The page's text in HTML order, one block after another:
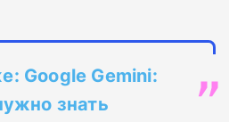
Google Gemini:
знать